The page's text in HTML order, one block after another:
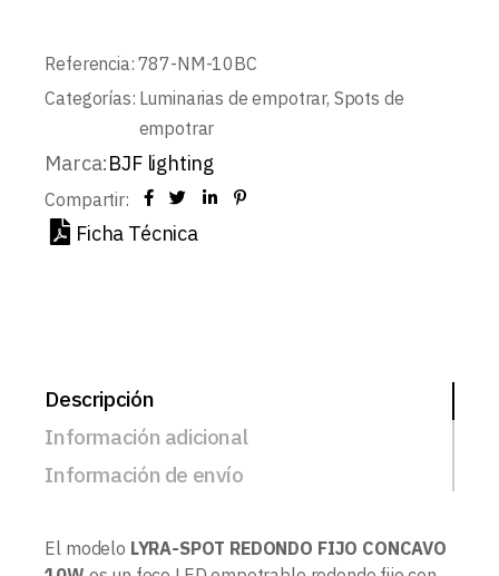
Referencia: 787-NM-10BC
Categorías: Luminarias de empotrar, Spots de
empotrar
Marca:BJF lighting
Compartir:
Ficha Técnica
Descripción
Información adicional
Información de envío
El modelo LYRA-SPOT REDONDO FIJO CONCAVO